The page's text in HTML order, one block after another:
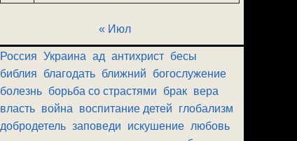
« Июл
Россия Украина ад антихрист бесы
библия
благодать ближний
богослужение
болезнь борьба со страстями брак вера
власть война воспитание детей
глобализм
добродетель заповеди искушение любовь